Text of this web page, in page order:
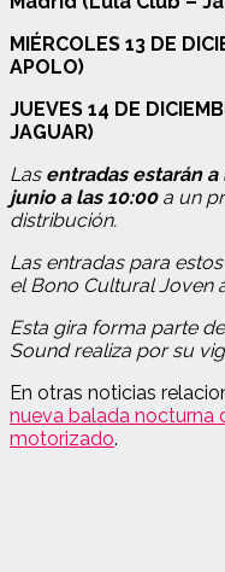
MIÉRCOLES 13 DE
APOLO)
JUEVES 14 DE
JAGUAR)
Las entradas estarán a
junio a las 10:00a un
distribución.
Las entradas para
el Bono Cultural Joven
Esta gira forma parte
Sound realiza por su
En otras noticias
nueva balada nocturna
motorizado.